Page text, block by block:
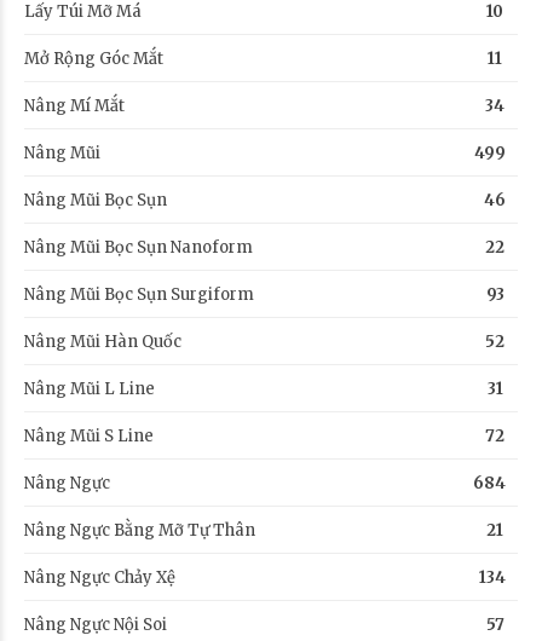
Lấy Túi Mỡ Má 10
Mở Rộng Góc Mắt 11
Nâng Mí Mắt 34
Nâng Mũi 499
Nâng Mũi Bọc Sụn 46
Nâng Mũi Bọc Sụn Nanoform 22
Nâng Mũi Bọc Sụn Surgiform 93
Nâng Mũi Hàn Quốc 52
Nâng Mũi L Line 31
Nâng Mũi S Line 72
Nâng Ngực 684
Nâng Ngực Bằng Mỡ Tự Thân 21
Nâng Ngực Chảy Xệ 134
Nâng Ngực Nội Soi 57